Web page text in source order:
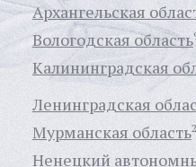
Архангельская
Вологодская область
Калининградская
Ленинградская
Мурманская область
Ненецкий